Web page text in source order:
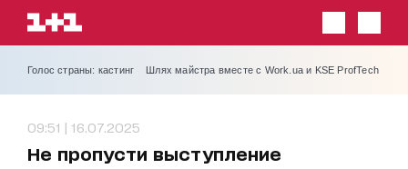
Голос страны: кастинг Шлях майстра вместе с Work.ua и KSE ProfTech
09:51 | 16.07.2025
Не пропусти выступление